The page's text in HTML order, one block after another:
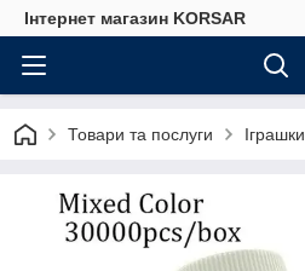
Iнтернет магазин KORSAR
Товари та послуги Іграшки